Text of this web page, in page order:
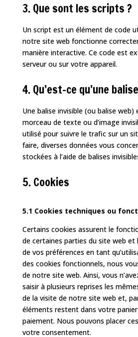
3. Que sont les scripts ?
Un script est un élément de code
notre site web fonctionne
manière interactive. Ce code est
serveur ou sur votre appareil.
4. Qu’est-ce qu’une
Une balise invisible (ou balise
morceau de texte ou d’image
utilisé pour suivre le trafic sur un
faire, diverses données vous
stockées à l’aide de balises
5. Cookies
5.1 Cookies techniques ou
Certains cookies assurent le
de certaines parties du site web et
de vos préférences en tant
des cookies fonctionnels, nous
de notre site web. Ainsi, vous
saisir à plusieurs reprises les
de la visite de notre site web et,
éléments restent dans votre
paiement. Nous pouvons placer
votre consentement.